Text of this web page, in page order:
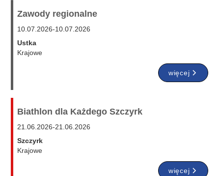
Zawody regionalne
10.07.2026-10.07.2026
Ustka
Krajowe
więcej
Biathlon dla Każdego Szczyrk
21.06.2026-21.06.2026
Szczyrk
Krajowe
więcej